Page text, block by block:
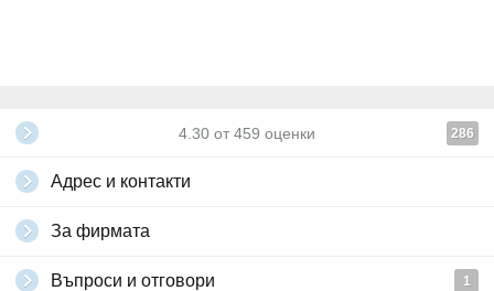
4.30 от 459 оценки 286
Адрес и контакти
За фирмата
Въпроси и отговори 1